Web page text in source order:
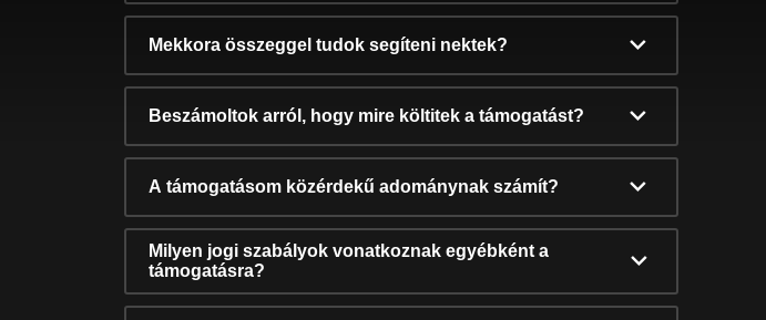
Mekkora összeggel tudok segíteni nektek?
Beszámoltok arról, hogy mire költitek a támogatást?
A támogatásom közérdekű adománynak számít?
Milyen jogi szabályok vonatkoznak egyébként a
támogatásra?